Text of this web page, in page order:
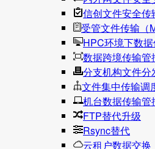
信创文件安全传
受管文件传输（
HPC环境下数
数据跨境传输管
分支机构文件分
文件集中传输调
机台数据传输管
FTP替代升级
Rsync替代
云租户数据交换